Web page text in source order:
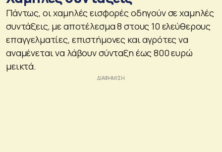
Πάντως, οι χαμηλές εισφορές οδηγούν σε χαμηλές
συντάξεις, με αποτέλεσμα 8 στους 10 ελεύθερους
επαγγελματίες, επιστήμονες και αγρότες να
αναμένεται να λάβουν σύνταξη έως 800 ευρώ
μεικτά.